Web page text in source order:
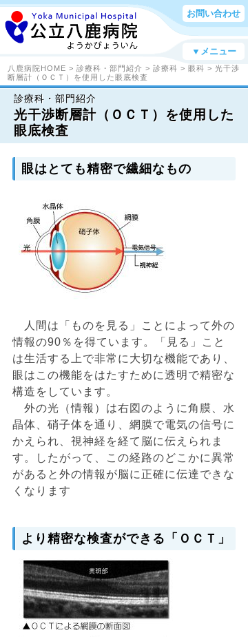
お問い合わせ
▼メニュー
八鹿病院HOME > 診療科・部門紹介 > 診療科 > 眼科 > 光干渉
断層計（ＯＣＴ）を使用した眼底検査
診療科・部門紹介
光干渉断層計（ＯＣＴ）を使用した
眼底検査
眼はとても精密で繊細なもの
人間は「ものを見る」ことによって外の
情報の90％を得ています。「見る」こと
は生活する上で非常に大切な機能であり、
眼はこの機能をはたすために透明で精密な
構造をしています。
外の光（情報）は右図のように角膜、水
晶体、硝子体を通り、網膜で電気の信号に
かえられ、視神経を経て脳に伝えられま
す。したがって、この経路のどこかに異常
があると外の情報が脳に正確に伝達できな
くなります
より精密な検査ができる「ＯＣＴ」